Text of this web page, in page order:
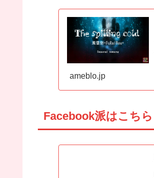
ameblo.jp
Facebook派はこちら